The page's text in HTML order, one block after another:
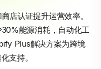
店认证提升运营效率。
能源消耗，自动化工
Plus解决方案为跨境
支持。